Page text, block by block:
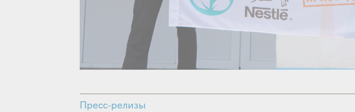
Пресс-релизы